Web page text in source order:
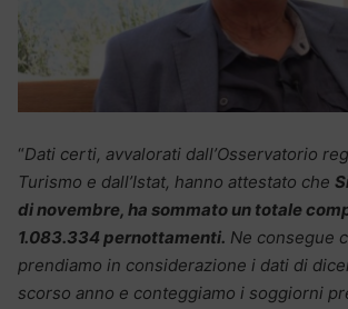
“Dati certi, avvalorati dall’Osservatorio
Turismo e dall’Istat, hanno attestato che
di novembre, ha sommato un totale
1.083.334 pernottamenti. Ne consegue
prendiamo in considerazione i dati di
scorso anno e conteggiamo i soggiorni